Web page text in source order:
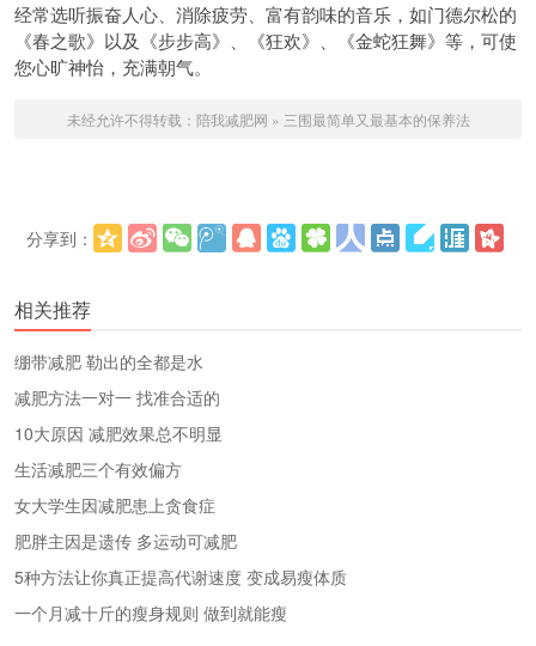
经常选听振奋人心、消除疲劳、富有韵味的音乐，如门德尔松的
《春之歌》以及《步步高》、《狂欢》、《金蛇狂舞》等，可使
您心旷神怡，充满朝气。
未经允许不得转载： 陪我减肥网 » 三围最简单又最基本的保养法
分享到：
相关推荐
绷带减肥 勒出的全都是水
减肥方法一对一 找准合适的
10大原因 减肥效果总不明显
生活减肥三个有效偏方
女大学生因减肥患上贪食症
肥胖主因是遗传 多运动可减肥
5种方法让你真正提高代谢速度 变成易瘦体质
一个月减十斤的瘦身规则 做到就能瘦